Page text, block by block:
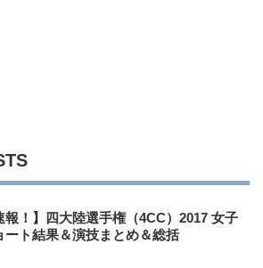
報！】四大陸選手権（4CC）2017 女子
ート結果＆演技まとめ＆総括